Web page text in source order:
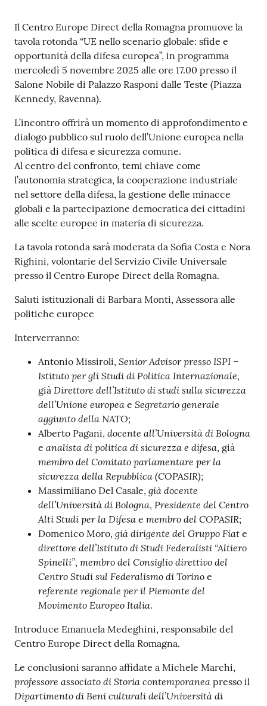
Il Centro Europe Direct della Romagna promuove la
tavola rotonda “UE nello scenario globale: sfide e
opportunità della difesa europea”, in programma
mercoledì 5 novembre 2025 alle ore 17.00 presso il
Salone Nobile di Palazzo Rasponi dalle Teste (Piazza
Kennedy, Ravenna).
L’incontro offrirà un momento di approfondimento e
dialogo pubblico sul ruolo dell’Unione europea nella
politica di difesa e sicurezza comune.
Al centro del confronto, temi chiave come
l’autonomia strategica, la cooperazione industriale
nel settore della difesa, la gestione delle minacce
globali e la partecipazione democratica dei cittadini
alle scelte europee in materia di sicurezza.
La tavola rotonda sarà moderata da Sofia Costa e Nora
Righini, volontarie del Servizio Civile Universale
presso il Centro Europe Direct della Romagna.
Saluti istituzionali di Barbara Monti, Assessora alle
politiche europee
Interverranno:
Antonio Missiroli, Senior Advisor presso ISPI –
Istituto per gli Studi di Politica Internazionale,
già Direttore dell’Istituto di studi sulla sicurezza
dell’Unione europea e Segretario generale
aggiunto della NATO;
Alberto Pagani, docente all’Università di Bologna
e analista di politica di sicurezza e difesa, già
membro del Comitato parlamentare per la
sicurezza della Repubblica (COPASIR);
Massimiliano Del Casale, già docente
dell’Università di Bologna, Presidente del Centro
Alti Studi per la Difesa e membro del COPASIR;
Domenico Moro, già dirigente del Gruppo Fiat e
direttore dell’Istituto di Studi Federalisti “Altiero
Spinelli”, membro del Consiglio direttivo del
Centro Studi sul Federalismo di Torino e
referente regionale per il Piemonte del
Movimento Europeo Italia.
Introduce Emanuela Medeghini, responsabile del
Centro Europe Direct della Romagna.
Le conclusioni saranno affidate a Michele Marchi,
professore associato di Storia contemporanea presso il
Dipartimento di Beni culturali dell’Università di